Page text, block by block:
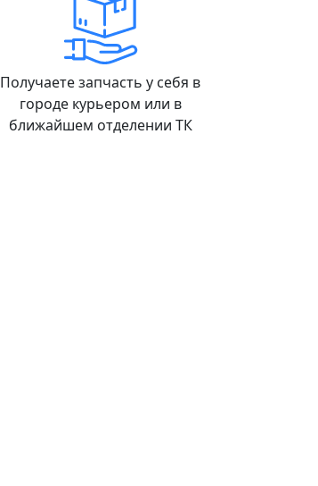
Получаете запчасть у себя в
городе курьером или в
ближайшем отделении ТК